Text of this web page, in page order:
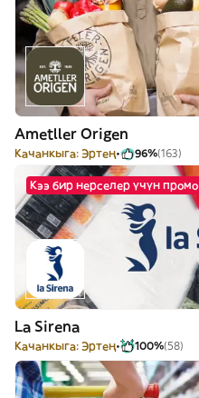
Ametller Origen
Качанкыга: Эртең 96%(163)
Кээ бир нерселер үчүн промо
La Sirena
Качанкыга: Эртең 100%(58)